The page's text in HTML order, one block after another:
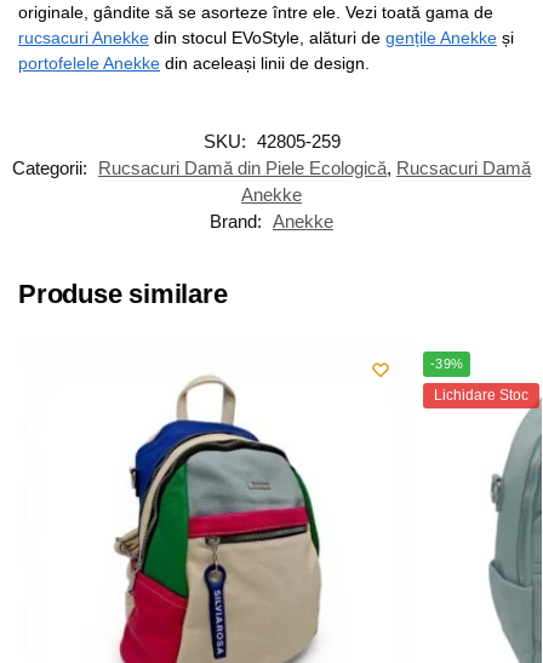
originale, gândite să se asorteze între ele. Vezi toată gama de
rucsacuri Anekke din stocul EVoStyle, alături de gențile Anekke și
portofelele Anekke din aceleași linii de design.
SKU: 42805-259
Categorii:
Rucsacuri Damă din Piele Ecologică, Rucsacuri Damă
Anekke
Brand: Anekke
Produse similare
-39%
Lichidare Stoc